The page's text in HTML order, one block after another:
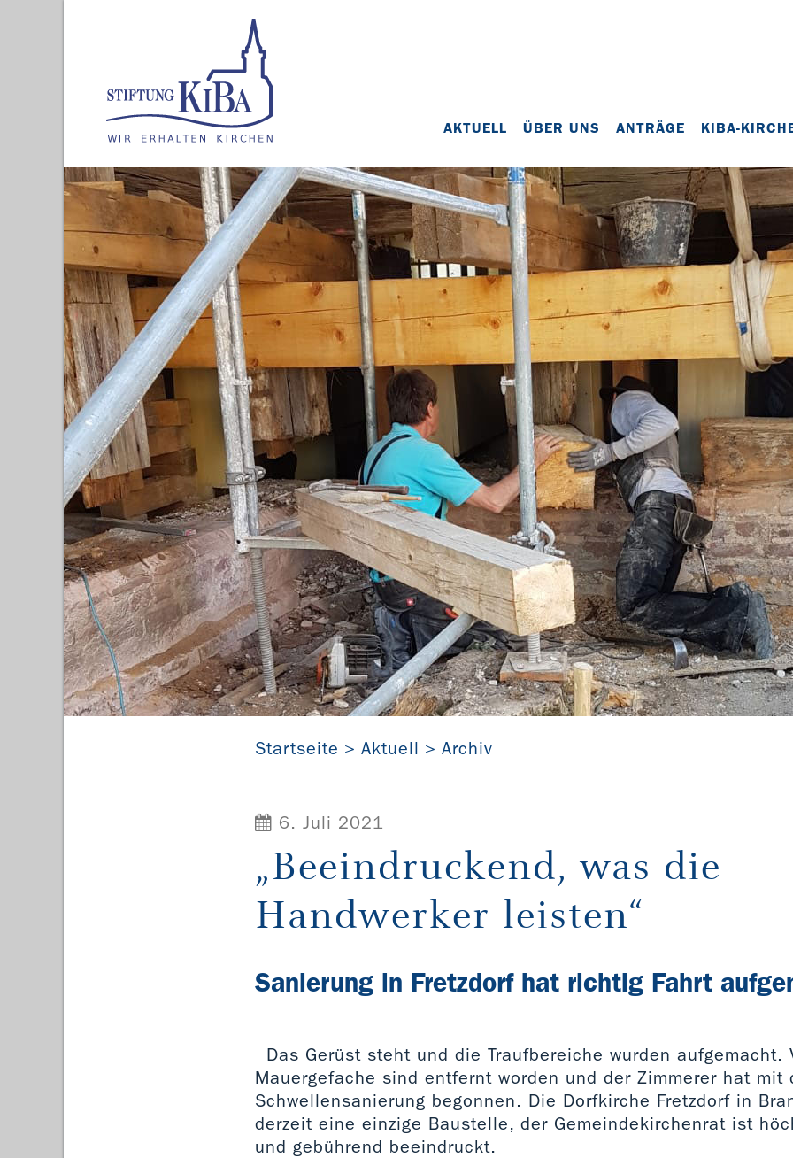
AKTUELL ÜBER UNS ANTRÄGE KIBA-
Sanierung der Dorfkirche Fretzdorf (Brandenburg) läuft auf vollen
Startseite Aktuell Archiv
6. Juli 2021
„Beeindruckend, was die
Handwerker leisten“
Sanierung in Fretzdorf hat richtig Fahrt
Das Gerüst steht und die Traufbereiche wurden aufgemacht.
Mauergefache sind entfernt worden und der Zimmerer hat mit
Schwellensanierung begonnen. Die Dorfkirche Fretzdorf in
derzeit eine einzige Baustelle, der Gemeindekirchenrat ist
und gebührend beeindruckt.